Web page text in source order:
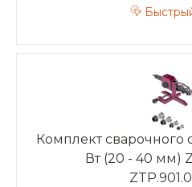
Комплект
Вт (20 - 40 мм)